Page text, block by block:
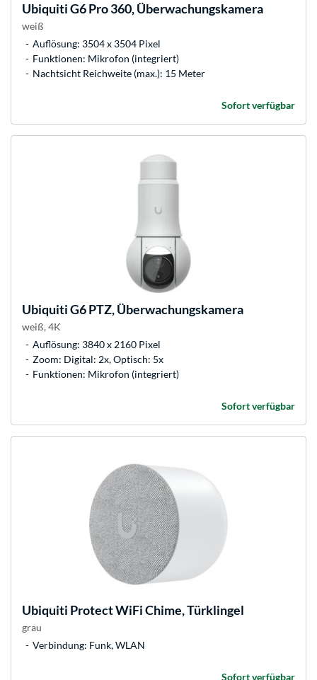
UbiquitiG6 Pro 360, Überwachungskamera
weiß
Auflösung: 3504 x 3504 Pixel
Funktionen: Mikrofon (integriert)
Nachtsicht Reichweite (max.): 15 Meter
Sofort verfügbar
UbiquitiG6 PTZ, Überwachungskamera
weiß, 4K
Auflösung: 3840 x 2160 Pixel
Zoom: Digital: 2x, Optisch: 5x
Funktionen: Mikrofon (integriert)
Sofort verfügbar
Ubiquiti Protect WiFi Chime, Türklingel
grau
Verbindung: Funk, WLAN
Sofort verfügbar